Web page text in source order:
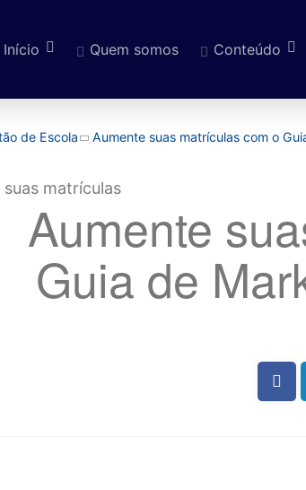
para o conteúdo
Início Quem somos Conteúdo
de Escola Aumente suas matrículas com o
Aumente
Guia de